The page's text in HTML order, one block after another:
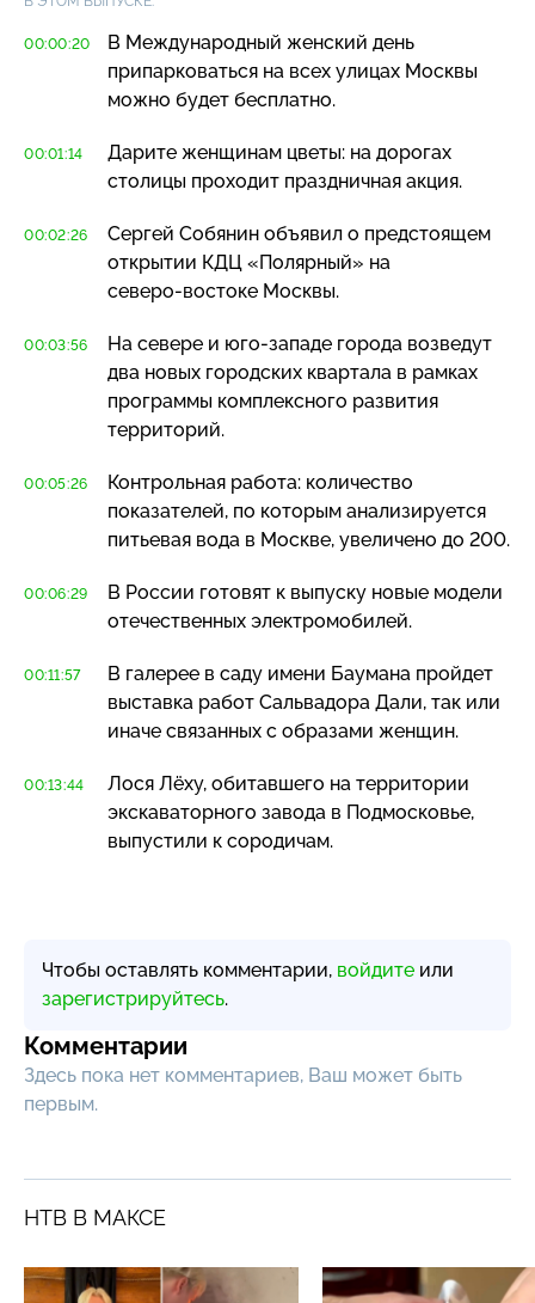
00:00:20
В Международный женский день
припарковаться на всех улицах Москвы
можно будет бесплатно.
00:01:14
Дарите женщинам цветы: на дорогах
столицы проходит праздничная акция.
00:02:26
Сергей Собянин объявил о предстоящем
открытии КДЦ «Полярный» на
северо-востоке Москвы.
00:03:56 На севере и юго-западе города возведут
два новых городских квартала в рамках
программы комплексного развития
территорий.
00:05:26
Контрольная работа: количество
показателей, по которым анализируется
питьевая вода в Москве, увеличено до 200.
00:06:29
В России готовят к выпуску новые модели
отечественных электромобилей.
00:11:57
В галерее в саду имени Баумана пройдет
выставка работ Сальвадора Дали, так или
иначе связанных с образами женщин.
00:13:44
Лося Лёху, обитавшего на территории
экскаваторного завода в Подмосковье,
выпустили к сородичам.
Чтобы оставлять комментарии, войдите или
зарегистрируйтесь.
Комментарии
Здесь пока нет комментариев, Ваш может быть
первым.
НТВ В МАКСЕ